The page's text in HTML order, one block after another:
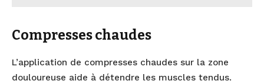
Compresses chaudes
L’application de compresses chaudes sur la zone
douloureuse aide à détendre les muscles tendus.